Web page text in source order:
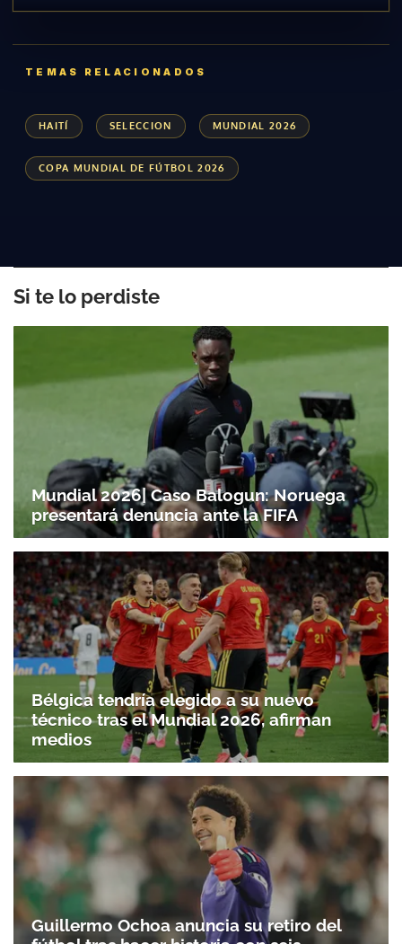
TEMAS RELACIONADOS
HAITÍ SELECCION MUNDIAL 2026
COPA MUNDIAL DE FÚTBOL 2026
Si te lo perdiste
Mundial 2026| Caso Balogun: Noruega
presentará denuncia ante la FIFA
Bélgica tendría elegido a su nuevo
técnico tras el Mundial 2026, afirman
medios
Guillermo Ochoa anuncia su retiro del